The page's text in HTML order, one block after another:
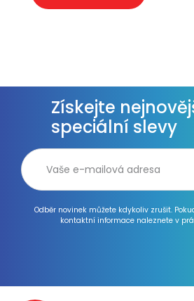
Získejte
speciální slevy
Odběr novinek můžete kdykoliv zrušit.
kontaktní informace naleznete v